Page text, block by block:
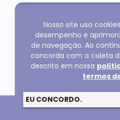
Copyright @2026
Nosso site usa
desempenho e
de navegação. Ao
concorda com a coleta
descrito em nossa
termos
EU CONCORDO.